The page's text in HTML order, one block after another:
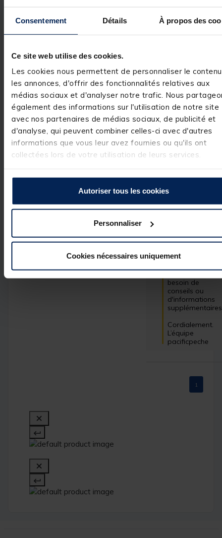
Consentement Détails À propos des
Ce site web utilise des cookies.
Les cookies nous permettent de personnaliser le
les annonces, d'offrir des fonctionnalités relatives aux
médias sociaux et d'analyser notre trafic. Nous
également des informations sur l'utilisation de notre site
avec nos partenaires de médias sociaux, de publicité et
d'analyse, qui peuvent combiner celles-ci avec d'autres
informations que vous leur avez fournies ou qu'ils ont
collectées lors de votre utilisation de leurs services.
Autoriser tous les cookies
Personnaliser
Cookies nécessaires uniquement
Avis des pêcheurs
5
/5
Basé sur1 avis soumis à un
Voir tous les avis sur ce site
5étoiles
1
4étoiles
0
3étoiles
0
2étoiles
0
Avis du30/06/2026 , suite
expérience du
Ianis G.
Utile(0) Signaler
Réponse de
pacificpeche.com
Bonjour,
sincèrement
positif ! Nous
satisfait
N'hésitez pas à
besoin de
conseils ou
d'informations
Cordialement.
L’équipe
pacificpeche
1